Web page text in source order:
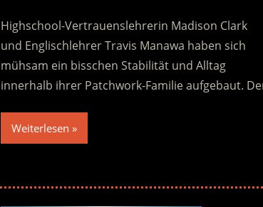
Highschool-Vertrauenslehrerin Madison Clark
und Englischlehrer Travis Manawa haben sich
mühsam ein bisschen Stabilität und Alltag
innerhalb ihrer Patchwork-Familie aufgebaut.
Weiterlesen